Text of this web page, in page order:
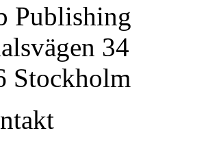
Publishing
34
Stockholm